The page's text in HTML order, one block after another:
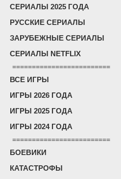
СЕРИАЛЫ 2025 ГОДА
РУССКИЕ СЕРИАЛЫ
ЗАРУБЕЖНЫЕ СЕРИАЛЫ
СЕРИАЛЫ NETFLIX
=========================
ВСЕ ИГРЫ
ИГРЫ 2026 ГОДА
ИГРЫ 2025 ГОДА
ИГРЫ 2024 ГОДА
=========================
БОЕВИКИ
КАТАСТРОФЫ